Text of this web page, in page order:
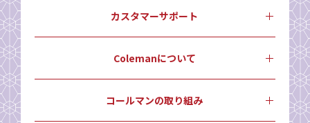
カスタマーサポート
Colemanについて
コールマンの取り組み